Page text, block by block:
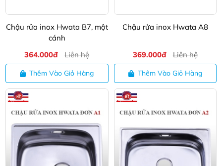
Chậu rửa inox Hwata B7, một
cánh
364.000đ
Liên hệ
Thêm Vào Giỏ Hàng
Chậu rửa inox Hwata A8
369.000đ Liên hệ
Thêm Vào Giỏ Hàng